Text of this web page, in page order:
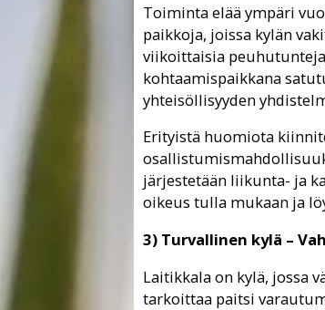
Toiminta elää ympäri
paikkoja, joissa kylän
viikoittaisia
kohtaamispaikkana
yhteisöllisyyden
Erityistä huomiota
järjestetään liikunta- ja
oikeus tulla mukaan ja
3) Turvallinen kylä –
Laitikkala on kylä, jossa
tarkoittaa paitsi